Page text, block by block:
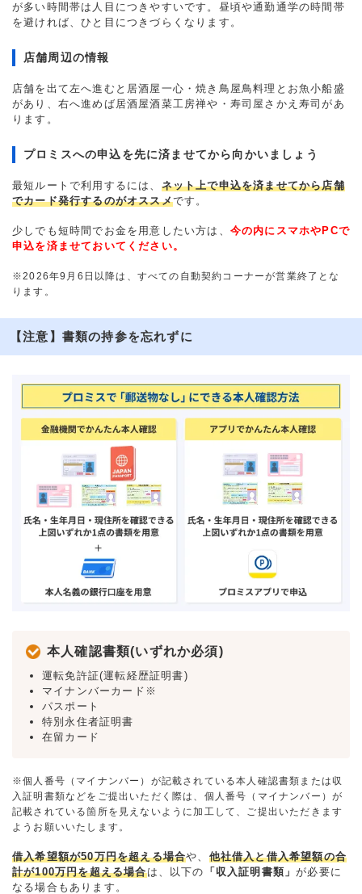
が多い時間帯は人目につきやすいです。昼頃や通勤通学の時間帯
を避ければ、ひと目につきづらくなります。
店舗周辺の情報
店舗を出て左へ進むと居酒屋一心・焼き鳥屋鳥料理とお魚小船盛
があり、右へ進めば居酒屋酒菜工房禅や・寿司屋さかえ寿司があ
ります。
プロミスへの申込を先に済ませてから向かいましょう
最短ルートで利用するには、 ネット上で申込を済ませてから店舗
でカード発行するのがオススメです。
少しでも短時間でお金を用意したい方は、 今の内にスマホやPCで
申込を済ませておいてください。
※2026年9月6日以降は、すべての自動契約コーナーが営業終了とな
ります。
【注意】書類の持参を忘れずに
本人確認書類(いずれか必須)
運転免許証(運転経歴証明書)
マイナンバーカード※
パスポート
特別永住者証明書
在留カード
※個人番号（マイナンバー）が記載されている本人確認書類または収
入証明書類などをご提出いただく際は、個人番号（マイナンバー）が
記載されている箇所を見えないように加工して、ご提出いただきます
ようお願いいたします。
借入希望額が50万円を超える場合や、 他社借入と借入希望額の合
計が100万円を超える場合は、以下の 「収入証明書類」が必要に
なる場合もあります。